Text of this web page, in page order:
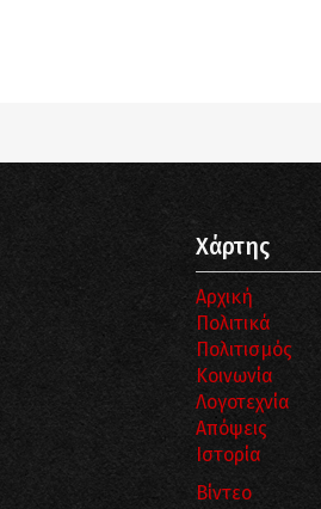
Χάρτης
Αρχική
Πολιτικά
Πολιτισμός
Κοινωνία
Λογοτεχνία
Απόψεις
Ιστορία
Βίντεο